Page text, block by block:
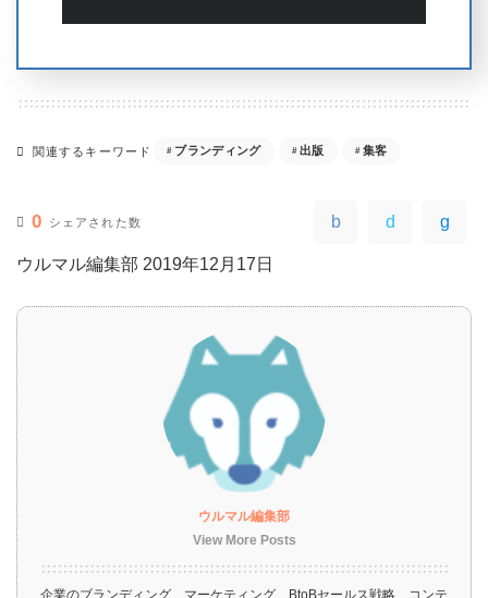
関連するキーワード ブランディング 出版 集客
0 シェアされた数
ウルマル編集部 2019年12月17日
ウルマル編集部
View More Posts
企業のブランディング、マーケティング、BtoBセールス戦略、コンテ